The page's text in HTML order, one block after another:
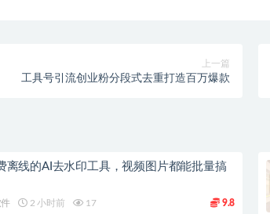
上一篇
工具号引流创业粉分段式去重打造百万爆款
离线的AI去水印工具，视频图片都能批量搞
2 小时前 17 9.8